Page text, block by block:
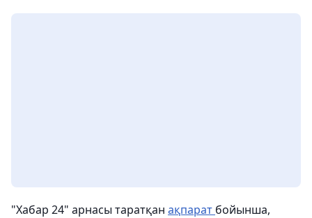
"Хабар 24" арнасы таратқан ақпарат бойынша,